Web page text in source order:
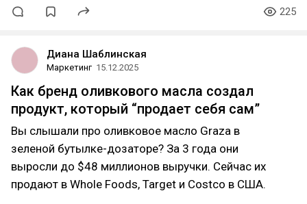
225
Диана Шаблинская
Маркетинг 15.12.2025
Как бренд оливкового масла создал
продукт, который “продает себя сам”
Вы слышали про оливковое масло Graza в
зеленой бутылке-дозаторе? За 3 года они
выросли до $48 миллионов выручки. Сейчас их
продают в Whole Foods, Target и Costco в США.